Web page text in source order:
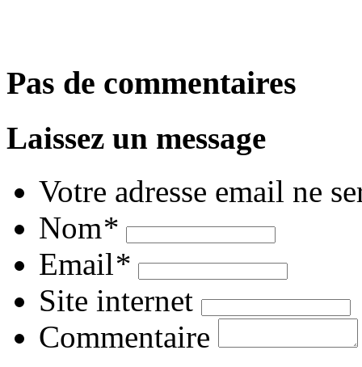
Pas de commentaires
Laissez un message
Votre adresse email ne
Nom*
Email*
Site internet
Commentaire